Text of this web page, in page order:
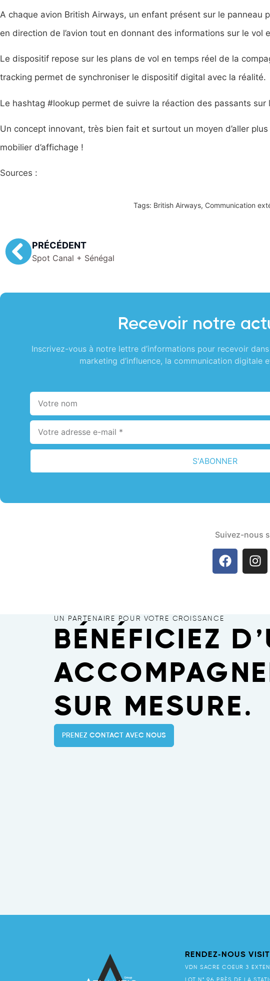
A chaque avion British Airways, un enfant présent sur le panneau
en direction de l’avion tout en donnant des informations sur le
Le dispositif repose sur les plans de vol en temps réel de la
tracking permet de synchroniser le dispositif digital avec la réalité.
Le hashtag #lookup permet de suivre la réaction des passants sur
Un concept innovant, très bien fait et surtout un moyen d’aller
mobilier d’affichage !
Sources :
Tags: British Airways, Communication
PRÉCÉDENT
Spot Canal + Sénégal
Recevoir notre
Inscrivez-vous à notre lettre d’informations pour recevoir
marketing d’influence, la communication digitale
S'ABONNER
Suivez-nous
UN PARTENAIRE POUR VOTRE CROISSANCE
BÉNÉFICIEZ
SUR MESURE.
PRENEZ CONTACT AVEC NOUS
RENDEZ-NOUS
VDN SACRE COEUR 3
LOT N° 96 PRÈS DE LA